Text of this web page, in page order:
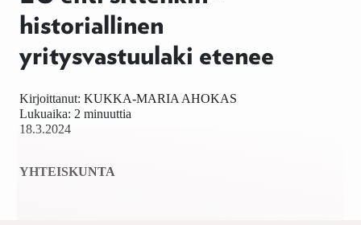
historiallinen
yritysvastuulaki etenee
18.3.2024
Kirjoittanut: KUKKA-MARIA AHOKAS
Lukuaika: 2 minuuttia
YHTEISKUNTA